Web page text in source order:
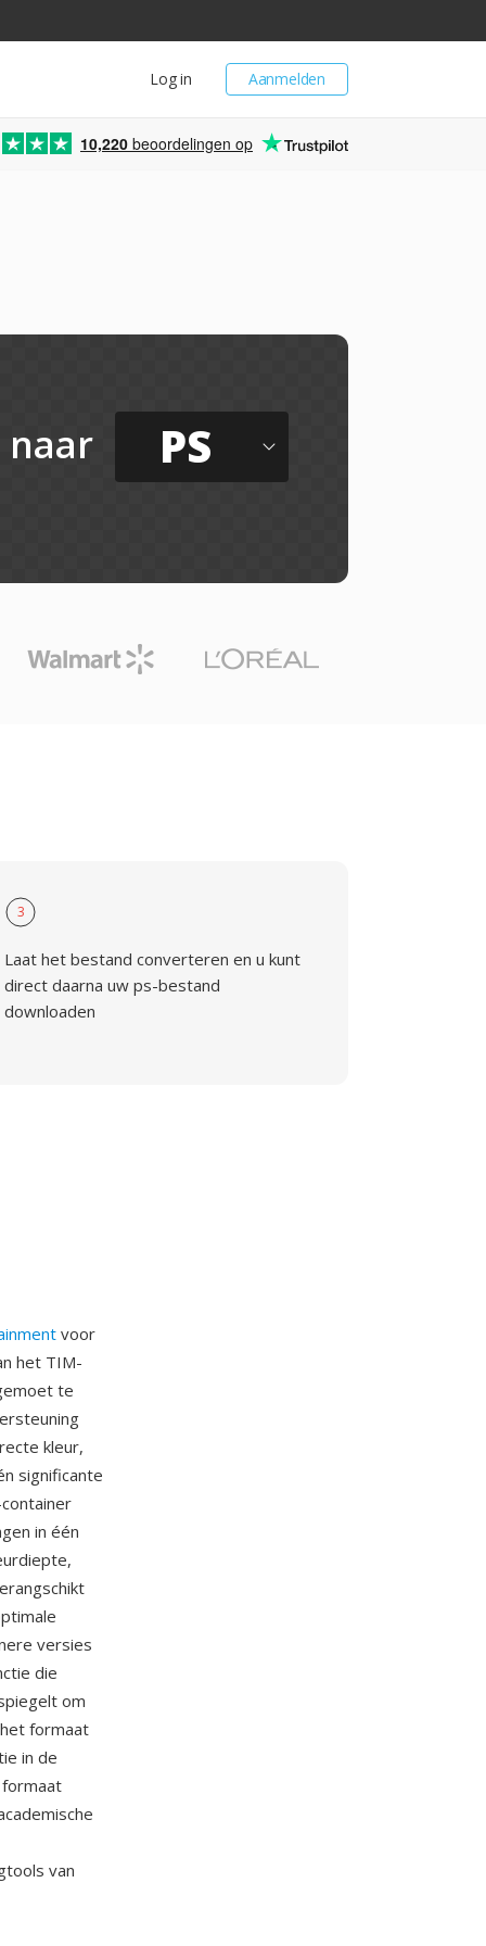
Aanmelden
Log in
10,220 beoordelingen op
naar PS
3
Laat het bestand converteren en u kunt
direct daarna uw ps-bestand
downloaden
voor
het TIM-
te
kleur,
significante
in één
versies
die
om
formaat
in de
van